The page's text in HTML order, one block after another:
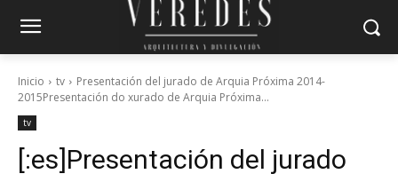
Inicio tv
Presentación del jurado de Arquia Próxima 2014-
2015Presentación do xurado de Arquia Próxima...
tv
[:es]Presentación del jurado